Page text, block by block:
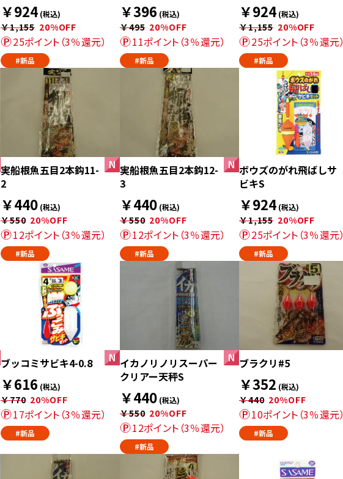
￥924 (税込)
￥1,155 20%OFF
25ポイント（3％還元）
#新品
￥396 (税込)
￥495 20%OFF
11ポイント（3％還元）
#新品
￥924 (税込)
￥1,155 20%OFF
25ポイント（3％還元）
#新品
実船根魚五目2本鈎11-
2
￥440 (税込)
￥550 20%OFF
12ポイント（3％還元）
#新品
実船根魚五目2本鈎12-
3
￥440 (税込)
￥550 20%OFF
12ポイント（3％還元）
#新品
ボウズのがれ飛ばしサ
ビキS
￥924 (税込)
￥1,155 20%OFF
25ポイント（3％還元）
#新品
ブッコミサビキ4-0.8
￥616 (税込)
￥770 20%OFF
17ポイント（3％還元）
#新品
イカノリノリスーパー
クリアー天秤S
￥440 (税込)
￥550 20%OFF
12ポイント（3％還元）
#新品
ブラクリ#5
￥352 (税込)
￥440 20%OFF
10ポイント（3％還元）
#新品